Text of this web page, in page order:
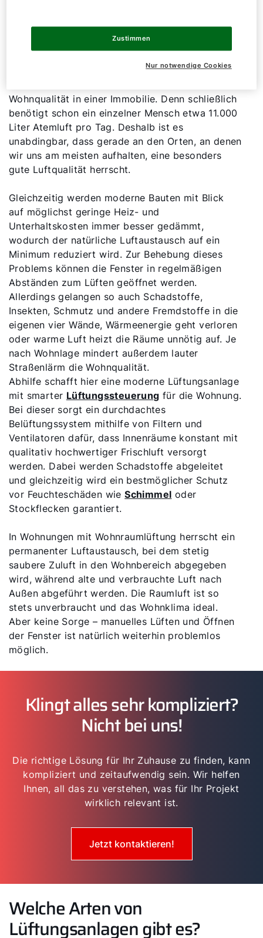
und wie funktioniert sie?
Die Qualität der Raumluft hat bedeutenden
Wohnqualität in einer Immobilie. Denn schließlich
benötigt schon ein einzelner Mensch etwa 11.000
Liter Atemluft pro Tag. Deshalb ist es
unabdingbar, dass gerade an den Orten, an denen
wir uns am meisten aufhalten, eine besonders
gute Luftqualität herrscht.
Gleichzeitig werden moderne Bauten mit Blick
auf möglichst geringe Heiz- und
Unterhaltskosten immer besser gedämmt,
wodurch der natürliche Luftaustausch auf ein
Minimum reduziert wird. Zur Behebung dieses
Problems können die Fenster in regelmäßigen
Abständen zum Lüften geöffnet werden.
Allerdings gelangen so auch Schadstoffe,
Insekten, Schmutz und andere Fremdstoffe in die
eigenen vier Wände, Wärmeenergie geht verloren
oder warme Luft heizt die Räume unnötig auf. Je
nach Wohnlage mindert außerdem lauter
Straßenlärm die Wohnqualität.
Abhilfe schafft hier eine moderne Lüftungsanlage
mit smarter Lüftungssteuerung für die Wohnung.
Bei dieser sorgt ein durchdachtes
Belüftungssystem mithilfe von Filtern und
Ventilatoren dafür, dass Innenräume konstant mit
qualitativ hochwertiger Frischluft versorgt
werden. Dabei werden Schadstoffe abgeleitet
und gleichzeitig wird ein bestmöglicher Schutz
vor Feuchteschäden wieSchimmel oder
Stockflecken garantiert.
In Wohnungen mit Wohnraumlüftung herrscht ein
permanenter Luftaustausch, bei dem stetig
saubere Zuluft in den Wohnbereich abgegeben
wird, während alte und verbrauchte Luft nach
Außen abgeführt werden. Die Raumluft ist so
stets unverbraucht und das Wohnklima ideal.
Aber keine Sorge – manuelles Lüften und Öffnen
der Fenster ist natürlich weiterhin problemlos
möglich.
Klingt alles sehr kompliziert?
Nicht bei uns!
Die richtige Lösung für Ihr Zuhause zu finden, kann
kompliziert und zeitaufwendig sein. Wir helfen
Ihnen, all das zu verstehen, was für Ihr Projekt
wirklich relevant ist.
Jetzt kontaktieren!
Welche Arten von
Lüftungsanlagen gibt es?
Servus!
Wie können wir Ihnen helfen?
Produktberatung
Fachhandwerker finden
Wichtige Links
Nur notwendige Cookies
Zustimmen